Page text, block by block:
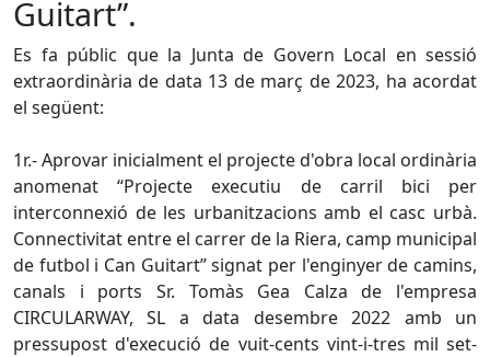
Guitart”.
Es fa públic que la Junta de Govern Local en sessió
extraordinària de data 13 de març de 2023, ha acordat
el següent:
1r.- Aprovar inicialment el projecte d'obra local ordinària
anomenat “Projecte executiu de carril bici per
interconnexió de les urbanitzacions amb el casc urbà.
Connectivitat entre el carrer de la Riera, camp municipal
de futbol i Can Guitart” signat per l'enginyer de camins,
canals i ports Sr. Tomàs Gea Calza de l'empresa
CIRCULARWAY, SL a data desembre 2022 amb un
pressupost d'execució de vuit-cents vint-i-tres mil set-